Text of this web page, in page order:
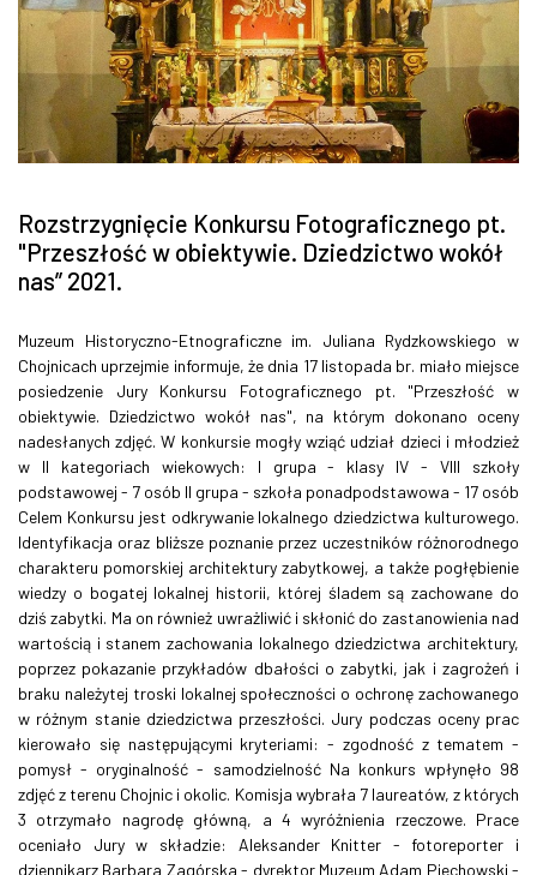
Rozstrzygnięcie Konkursu Fotograficznego pt.
"Przeszłość w obiektywie. Dziedzictwo wokół
nas” 2021.
Muzeum Historyczno-Etnograficzne im. Juliana Rydzkowskiego w
Chojnicach uprzejmie informuje, że dnia 17 listopada br. miało miejsce
posiedzenie Jury Konkursu Fotograficznego pt. "Przeszłość w
obiektywie. Dziedzictwo wokół nas", na którym dokonano oceny
nadesłanych zdjęć. W konkursie mogły wziąć udział dzieci i młodzież
w II kategoriach wiekowych: I grupa - klasy IV - VIII szkoły
podstawowej - 7 osób II grupa - szkoła ponadpodstawowa - 17 osób
Celem Konkursu jest odkrywanie lokalnego dziedzictwa kulturowego.
Identyfikacja oraz bliższe poznanie przez uczestników różnorodnego
charakteru pomorskiej architektury zabytkowej, a także pogłębienie
wiedzy o bogatej lokalnej historii, której śladem są zachowane do
dziś zabytki. Ma on również uwrażliwić i skłonić do zastanowienia nad
wartością i stanem zachowania lokalnego dziedzictwa architektury,
poprzez pokazanie przykładów dbałości o zabytki, jak i zagrożeń i
braku należytej troski lokalnej społeczności o ochronę zachowanego
w różnym stanie dziedzictwa przeszłości. Jury podczas oceny prac
kierowało się następującymi kryteriami: - zgodność z tematem -
pomysł - oryginalność - samodzielność Na konkurs wpłynęło 98
zdjęć z terenu Chojnic i okolic. Komisja wybrała 7 laureatów, z których
3 otrzymało nagrodę główną, a 4 wyróżnienia rzeczowe. Prace
oceniało Jury w składzie: Aleksander Knitter - fotoreporter i
dziennikarz Barbara Zagórska - dyrektor Muzeum Adam Piechowski -